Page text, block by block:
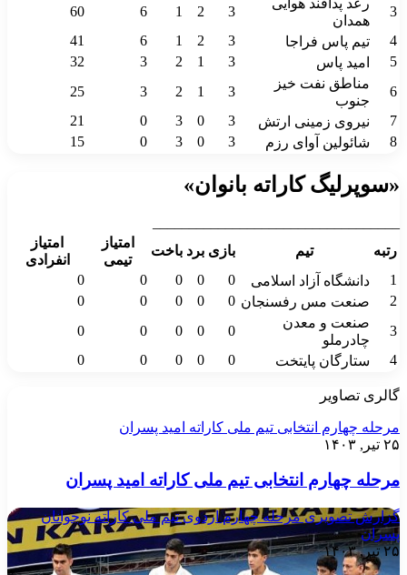
3
همدان
3
2
1
6
60
4
تیم پاس فراجا 3
2
1
6
41
5
امید پاس 3
1
2
3
32
6
مناطق نفت خیز
جنوب
3
1
2
3
25
7
نیروی زمینی ارتش 3
0
3
0
21
8
شائولین آوای رزم 3
0
3
0
15
«سوپرلیگ کاراته بانوان»
رتبه
تیم بازی برد باخت
امتیاز
تیمی
امتیاز
انفرادی
1
دانشگاه آزاد اسلامی 0
0
0
0
0
2
صنعت مس رفسنجان 0
0
0
0
0
3
صنعت و معدن
چادرملو
0
0
0
0
0
4
ستارگان پایتخت 0
0
0
0
0
گالری تصاویر
مرحله چهارم انتخابی تیم ملی کاراته امید پسران
۲۵ تیر, ۱۴۰۳
مرحله چهارم انتخابی تیم ملی کاراته امید پسران
گزارش تصویری مرحله چهارم اردوی تیم ملی کاراته نوجوانان
پسران
۲۵ تیر, ۱۴۰۳